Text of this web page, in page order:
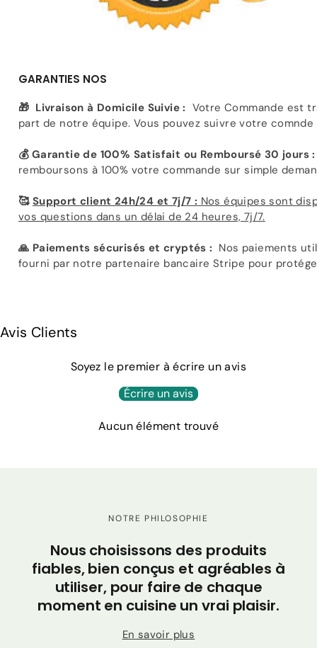
GARANTIES NOS
🎁 Livraison à Domicile Suivie : Votre Commande est
part de notre équipe. Vous pouvez suivre votre comnde
💰 Garantie de 100% Satisfait ou Remboursé 30 jours
remboursons à 100% votre commande sur simple
🥰 Support client 24h/24 et 7j/7 : Nos équipes sont
vos questions dans un délai de 24 heures, 7j/7.
🙏 Paiements sécurisés et cryptés : Nos paiements
fourni par notre partenaire bancaire Stripe pour
Avis Clients
Soyez le premier à écrire un avis
Écrire un avis
Aucun élément trouvé
NOTRE PHILOSOPHIE
Nous choisissons des produits
fiables, bien conçus et agréables à
utiliser, pour faire de chaque
moment en cuisine un vrai plaisir.
En savoir plus